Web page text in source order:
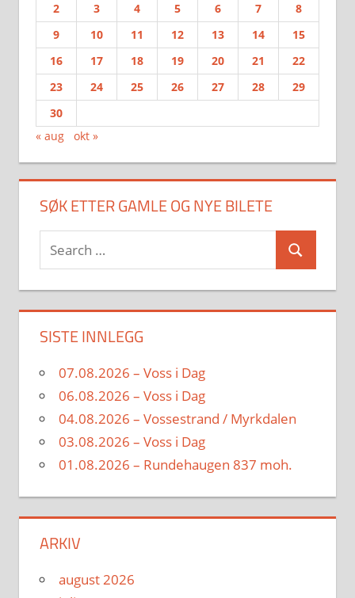
2
3 4 5 6 7
8
9
10 11 12 13 14
15
16
17 18 19 20 21
22
23
24 25 26 27 28
29
30
« aug
okt »
SØK ETTER GAMLE OG NYE BILETE
Search
for:
Search
SISTE INNLEGG
07.08.2026 – Voss i Dag
06.08.2026 – Voss i Dag
04.08.2026 – Vossestrand / Myrkdalen
03.08.2026 – Voss i Dag
01.08.2026 – Rundehaugen 837 moh.
ARKIV
august 2026